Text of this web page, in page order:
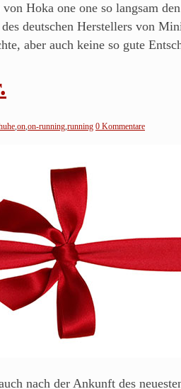
Hoka one one so langsam
deutschen Herstellers von
aber auch keine so gute
on on-running running 0 Kommentare
nach der Ankunft des